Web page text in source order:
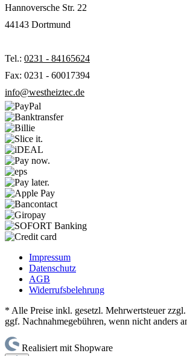
Hannoversche Str. 22
44143 Dortmund
Tel.: 0231 - 84165624
Fax: 0231 - 60017394
info@westheiztec.de
Impressum
Datenschutz
AGB
Widerrufsbelehrung
* Alle Preise inkl. gesetzl. Mehrwertsteuer zzgl.
ggf. Nachnahmegebühren, wenn nicht anders
Realisiert mit Shopware